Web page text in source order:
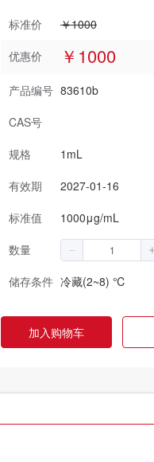
标准价
￥1000
优惠价
￥1000
产品编号 83610b
CAS号
规格
1mL
有效期
2027-01-16
标准值
1000μg/mL
数量
储存条件 冷藏(2~8) ℃
加入购物车